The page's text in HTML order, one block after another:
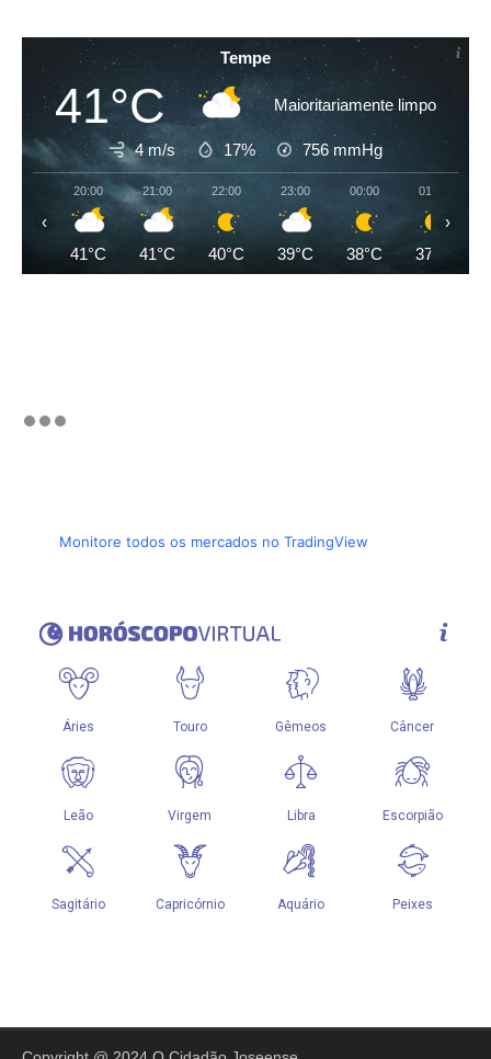
Tempe
41°C Maioritariamente limpo
4 m/s 17% 756 mmHg
20:00
41°C
21:00
41°C
22:00
40°C
23:00
39°C
00:00
38°C
01:00
37°C
‹ ›
Monitore todos os mercados no TradingView